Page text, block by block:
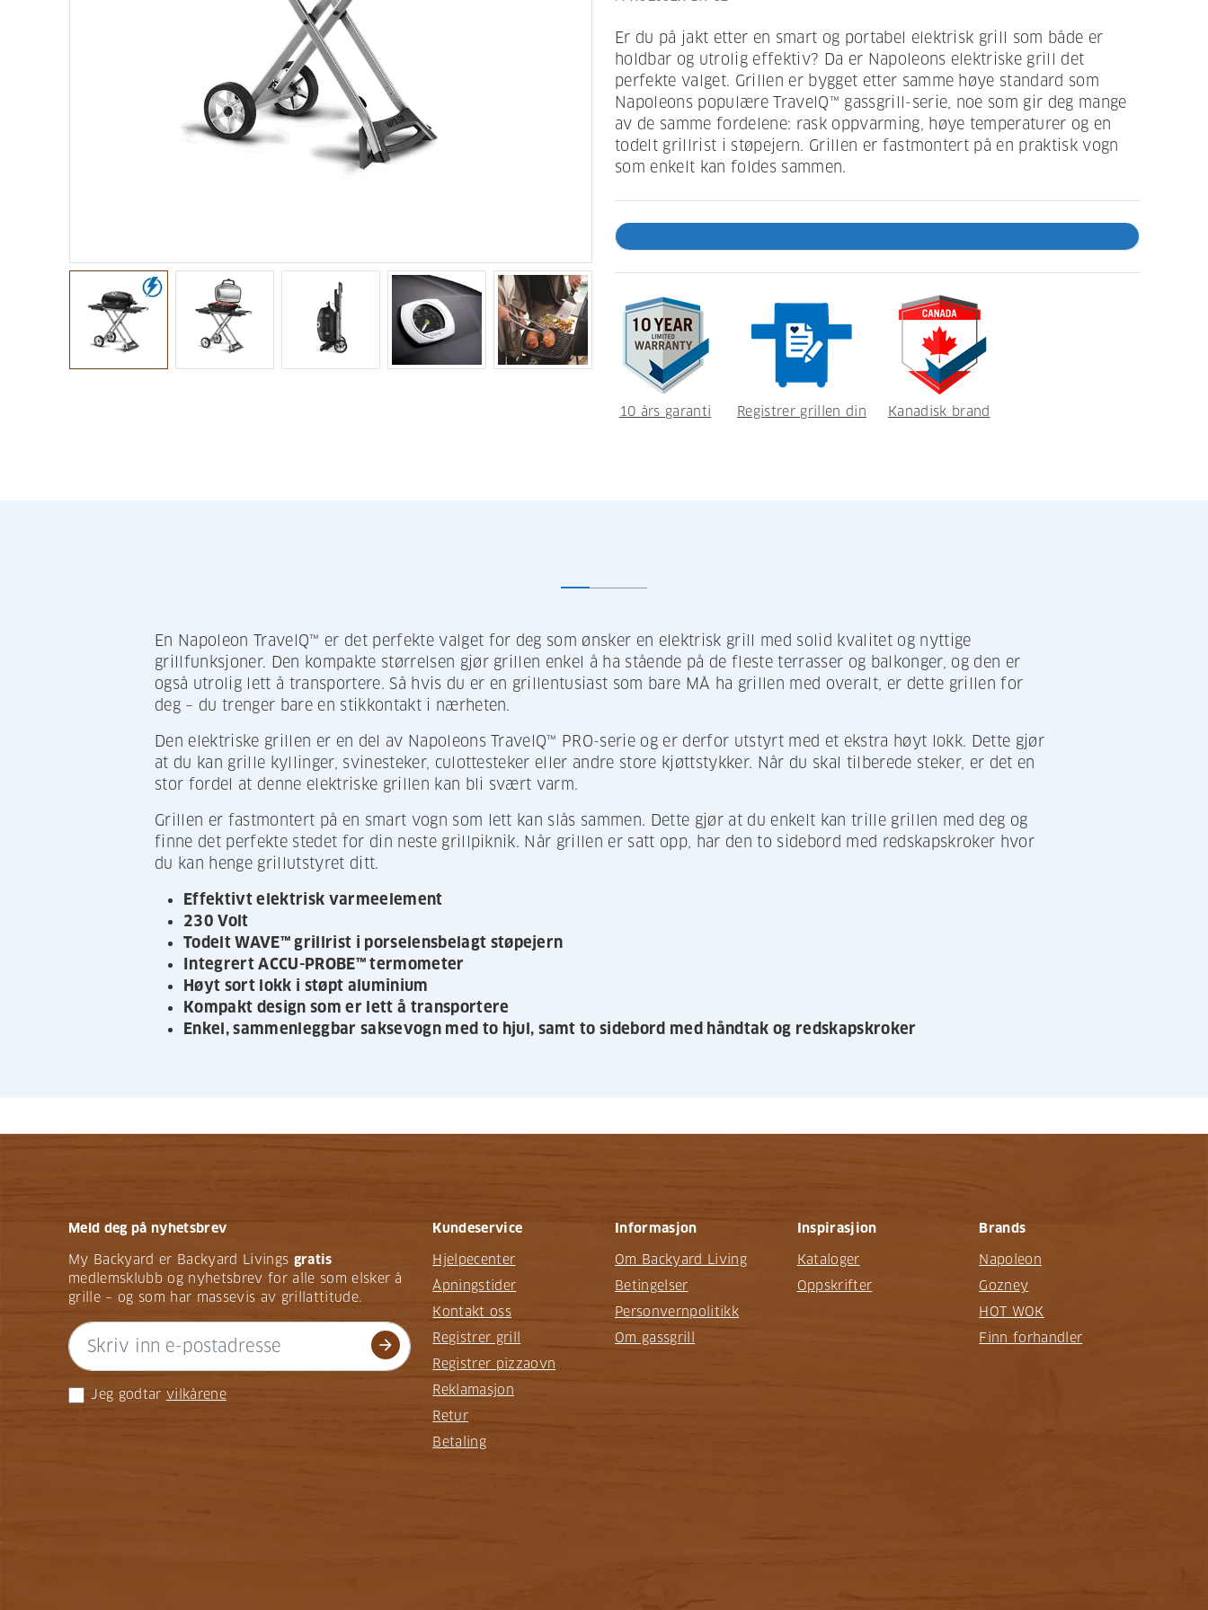
Er du på jakt etter en smart og portabel elektrisk grill som både er
holdbar og utrolig effektiv? Da er Napoleons elektriske grill det
perfekte valget. Grillen er bygget etter samme høye standard som
Napoleons populære TravelQ™ gassgrill-serie, noe som gir deg mange
av de samme fordelene: rask oppvarming, høye temperaturer og en
todelt grillrist i støpejern. Grillen er fastmontert på en praktisk vogn
som enkelt kan foldes sammen.
10 års garanti Registrer grillen din Kanadisk brand
En Napoleon TravelQ™ er det perfekte valget for deg som ønsker en elektrisk grill med solid kvalitet og nyttige
grillfunksjoner. Den kompakte størrelsen gjør grillen enkel å ha stående på de fleste terrasser og balkonger, og den er
også utrolig lett å transportere. Så hvis du er en grillentusiast som bare MÅ ha grillen med overalt, er dette grillen for
deg – du trenger bare en stikkontakt i nærheten.
Den elektriske grillen er en del av Napoleons TravelQ™ PRO-serie og er derfor utstyrt med et ekstra høyt lokk. Dette gjør
at du kan grille kyllinger, svinesteker, culottesteker eller andre store kjøttstykker. Når du skal tilberede steker, er det en
stor fordel at denne elektriske grillen kan bli svært varm.
Grillen er fastmontert på en smart vogn som lett kan slås sammen. Dette gjør at du enkelt kan trille grillen med deg og
finne det perfekte stedet for din neste grillpiknik. Når grillen er satt opp, har den to sidebord med redskapskroker hvor
du kan henge grillutstyret ditt.
Effektivt elektrisk varmeelement
230 Volt
Todelt WAVE™ grillrist i porselensbelagt støpejern
Integrert ACCU-PROBE™ termometer
Høyt sort lokk i støpt aluminium
Kompakt design som er lett å transportere
Enkel, sammenleggbar saksevogn med to hjul, samt to sidebord med håndtak og redskapskroker
Meld deg på nyhetsbrev
My Backyard er Backyard Livings gratis
medlemsklubb og nyhetsbrev for alle som elsker å
grille – og som har massevis av grillattitude.
arrow_forward
Jeg godtar vilkårene
Kundeservice
Hjelpecenter
Åpningstider
Kontakt oss
Registrer grill
Registrer pizzaovn
Reklamasjon
Retur
Betaling
Informasjon
Om Backyard Living
Betingelser
Personvernpolitikk
Om gassgrill
Inspirasjion
Kataloger
Oppskrifter
Brands
Napoleon
Gozney
HOT WOK
Finn forhandler